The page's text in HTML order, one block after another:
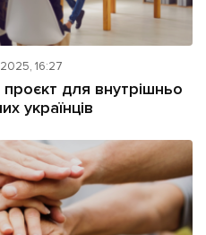
2025, 16:27
для внутрішньо
українців